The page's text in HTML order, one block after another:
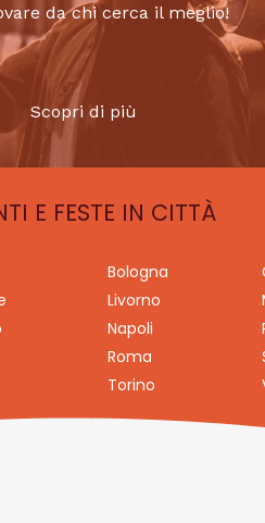
da chi cerca il meglio!
Scopri di più
E FESTE IN CITTÀ
Bologna
Livorno
Napoli
Roma
Torino